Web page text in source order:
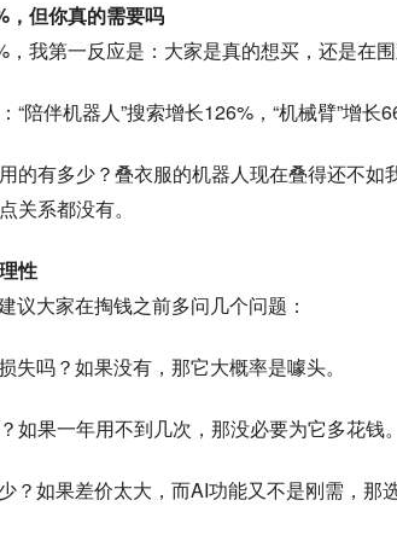
，但你真的需要吗
我第一反应是：大家是真的想买，还是在围
陪伴机器人”搜索增长126%，“机械臂”增长
的有多少？叠衣服的机器人现在叠得还不如
关系都没有。
性
议大家在掏钱之前多问几个问题：
失吗？如果没有，那它大概率是噱头。
如果一年用不到几次，那没必要为它多花钱。
？如果差价太大，而AI功能又不是刚需，那